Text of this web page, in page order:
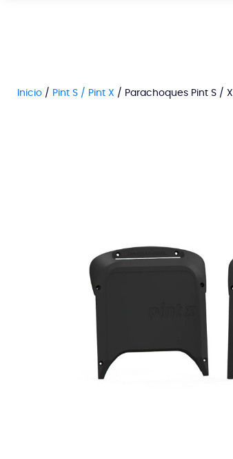
Inicio / Pint S / Pint X / Parachoques Pint S / X